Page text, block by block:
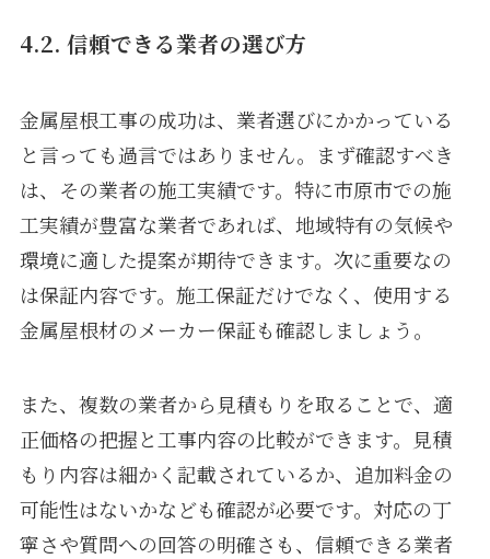
4.2. 信頼できる業者の選び方
金属屋根工事の成功は、業者選びにかかっている
と言っても過言ではありません。まず確認すべき
は、その業者の施工実績です。特に市原市での施
工実績が豊富な業者であれば、地域特有の気候や
環境に適した提案が期待できます。次に重要なの
は保証内容です。施工保証だけでなく、使用する
金属屋根材のメーカー保証も確認しましょう。
また、複数の業者から見積もりを取ることで、適
正価格の把握と工事内容の比較ができます。見積
もり内容は細かく記載されているか、追加料金の
可能性はないかなども確認が必要です。対応の丁
寧さや質問への回答の明確さも、信頼できる業者